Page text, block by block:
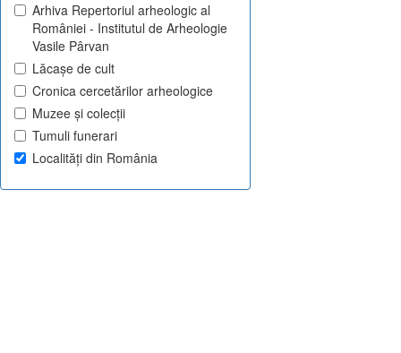
Arhiva Repertoriul arheologic al
României - Institutul de Arheologie
Vasile Pârvan
Lăcașe de cult
Cronica cercetărilor arheologice
Muzee și colecții
Tumuli funerari
Localități din România